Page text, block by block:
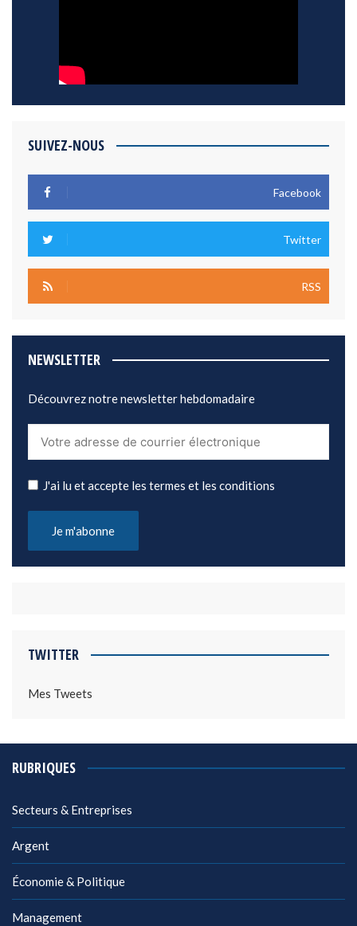
SUIVEZ-NOUS
Facebook
Twitter
RSS
NEWSLETTER
Découvrez notre newsletter hebdomadaire
J'ai lu et accepte les termes et les conditions
TWITTER
Mes Tweets
RUBRIQUES
Secteurs & Entreprises
Argent
Économie & Politique
Management